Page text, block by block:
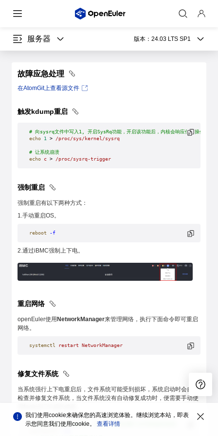
服务器 版本： 24.03 LTS SP1
故障应急处理
在AtomGit上查看源文件
触发kdump重启
# 向sysrq文件中写入1, 开启SysRq功能，开启该功能后，内核会响应任何操作。
echo 1 > /proc/sys/kernel/sysrq
# 让系统崩溃
echo c > /proc/sysrq-trigger
强制重启
强制重启有以下两种方式：
1.手动重启OS。
reboot -f
2.通过iBMC强制上下电。
重启网络
openEuler使用 NetworkManager来管理网络，执行下面命令即可重启
网络。
systemctl restart NetworkManager
修复文件系统
当系统强行上下电重启后，文件系统可能受到损坏，系统启动时会自动
检查并修复文件系统，当文件系统没有自动修复成功时，便需要手动使
# 此时一般会进入救援模式，在日志中查看是哪个文件系统路径损坏。
我们使用cookie来确保您的高速浏览体验。继续浏览本站，即表
示您同意我们使用cookie。 查看详情